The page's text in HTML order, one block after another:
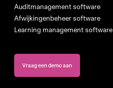
Auditmanagement software
Afwijkingenbeheer software
Learning management software
Vraag een demo aan